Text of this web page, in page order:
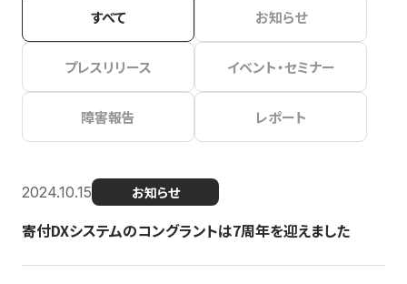
すべて お知らせ
プレスリリース イベント・セミナー
障害報告 レポート
2024.10.15 お知らせ
寄付DXシステムのコングラントは7周年を迎えました